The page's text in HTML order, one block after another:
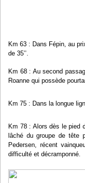
Km 63 : Dans Fépin, au
de 35’’.
Km 68 : Au second
Roanne qui possède
Km 75 : Dans la longue
Km 78 : Alors dès le pied
lâché du groupe de tête
Pedersen, récent
difficulté et décramponné.